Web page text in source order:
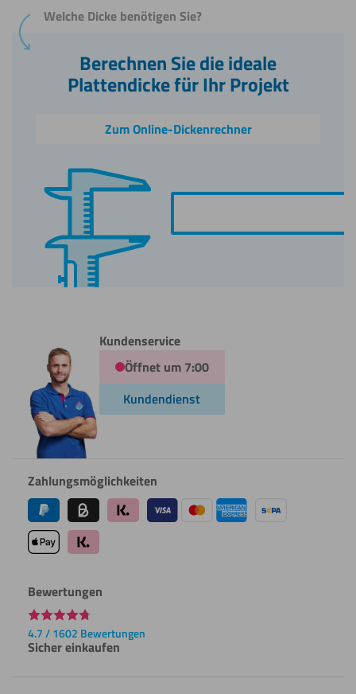
Welche Dicke benötigen Sie?
Berechnen Sie die ideale
Plattendicke für Ihr Projekt
Zum Online-Dickenrechner
Kundenservice
Öffnet um 7:00
Kundendienst
Zahlungsmöglichkeiten
Bewertungen
4.7 / 1602 Bewertungen
Sicher einkaufen